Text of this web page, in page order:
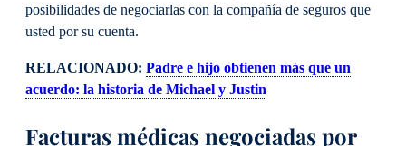
posibilidades de negociarlas con la compañía de seguros que
usted por su cuenta.
RELACIONADO: Padre e hijo obtienen más que un
acuerdo: la historia de Michael y Justin
Facturas médicas negociadas por